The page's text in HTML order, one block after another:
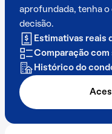
aprofundada, tenha o
decisão.
Estimativas reais
Comparação com
Histórico do